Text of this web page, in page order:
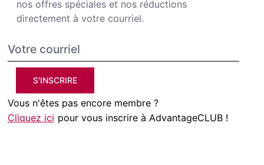
nos offres spéciales et nos réductions
directement à votre courriel.
S'INSCRIRE
Vous n'êtes pas encore membre ?
Cliquez ici pour vous inscrire à AdvantageCLUB !